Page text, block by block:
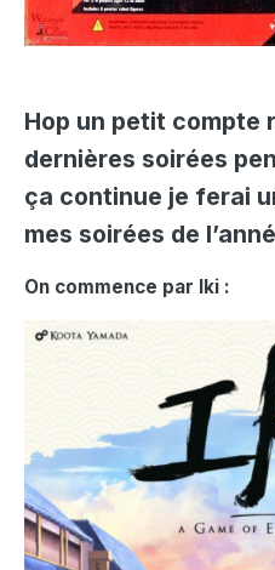
Hop un petit compte
dernières soirées
ça continue je ferai
mes soirées de
On commence par Iki :